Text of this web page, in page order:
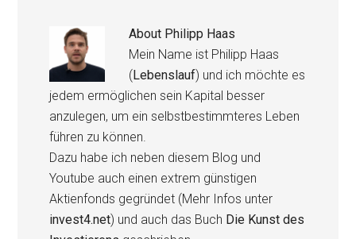
About Philipp Haas
Mein Name ist Philipp Haas
(Lebenslauf) und ich möchte es
jedem ermöglichen sein Kapital besser
anzulegen, um ein selbstbestimmteres Leben
führen zu können.
Dazu habe ich neben diesem Blog und
Youtube auch einen extrem günstigen
Aktienfonds gegründet (Mehr Infos unter
invest4.net) und auch das Buch Die Kunst des